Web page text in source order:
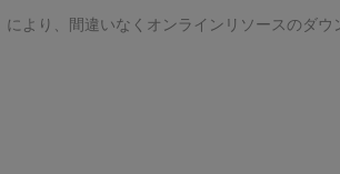
より、間違いなくオンラインリソースのダウ